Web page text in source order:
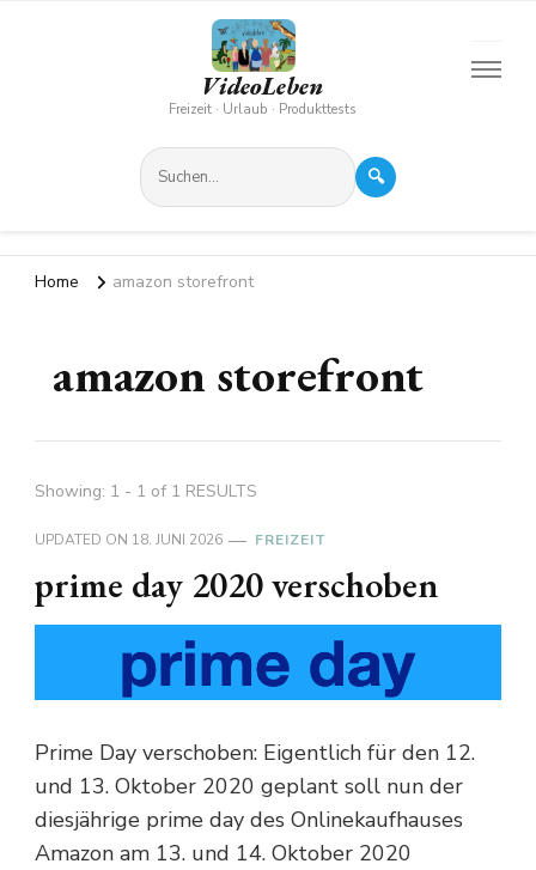
VideoLeben
Freizeit · Urlaub · Produkttests
🔍
Home amazon storefront
amazon storefront
Showing: 1 - 1 of 1 RESULTS
UPDATED ON 18. JUNI 2026 FREIZEIT
prime day 2020 verschoben
Prime Day verschoben: Eigentlich für den 12.
und 13. Oktober 2020 geplant soll nun der
diesjährige prime day des Onlinekaufhauses
Amazon am 13. und 14. Oktober 2020